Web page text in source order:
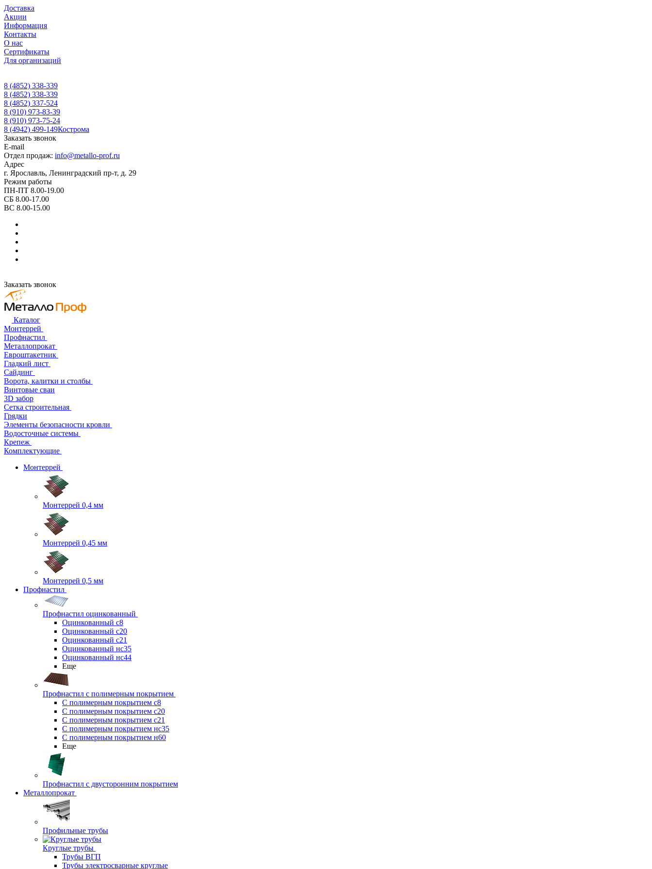
Доставка
Акции
Информация
Контакты
О нас
Сертификаты
Для организаций
8 (4852) 338-339
8 (4852) 338-339
8 (4852) 337-524
8 (910) 973-83-39
8 (910) 973-75-24
8 (4942) 499-149Кострома
Заказать звонок
E-mail
Отдел продаж: info@metallo-prof.ru
Адрес
г. Ярославль, Ленинградский пр-т, д. 29
Режим работы
ПН-ПТ 8.00-19.00
СБ 8.00-17.00
ВС 8.00-15.00
Заказать звонок
Каталог
Монтеррей
Профнастил
Металлопрокат
Евроштакетник
Гладкий лист
Сайдинг
Ворота, калитки и столбы
Винтовые сваи
3D забор
Сетка строительная
Грядки
Элементы безопасности кровли
Водосточные системы
Крепеж
Комплектующие
Монтеррей
Монтеррей 0,4 мм
Монтеррей 0,45 мм
Монтеррей 0,5 мм
Профнастил
Профнастил оцинкованный
Оцинкованный с8
Оцинкованный с20
Оцинкованный с21
Оцинкованный нс35
Оцинкованный нс44
Еще
Профнастил с полимерным покрытием
С полимерным покрытием с8
С полимерным покрытием с20
С полимерным покрытием с21
С полимерным покрытием нс35
С полимерным покрытием н60
Еще
Профнастил с двусторонним покрытием
Металлопрокат
Профильные трубы
Круглые трубы
Трубы ВГП
Трубы электросварные круглые